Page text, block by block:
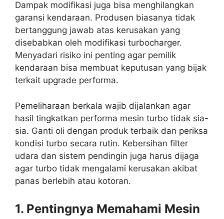
Dampak modifikasi juga bisa menghilangkan
garansi kendaraan. Produsen biasanya tidak
bertanggung jawab atas kerusakan yang
disebabkan oleh modifikasi turbocharger.
Menyadari risiko ini penting agar pemilik
kendaraan bisa membuat keputusan yang bijak
terkait upgrade performa.
Pemeliharaan berkala wajib dijalankan agar
hasil tingkatkan performa mesin turbo tidak sia-
sia. Ganti oli dengan produk terbaik dan periksa
kondisi turbo secara rutin. Kebersihan filter
udara dan sistem pendingin juga harus dijaga
agar turbo tidak mengalami kerusakan akibat
panas berlebih atau kotoran.
1. Pentingnya Memahami Mesin